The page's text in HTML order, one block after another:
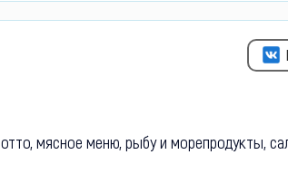
мясное меню, рыбу и морепродукты,